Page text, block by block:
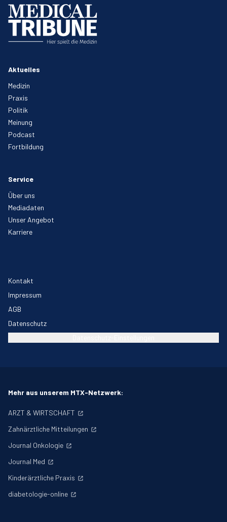
Aktuelles
Medizin
Praxis
Politik
Meinung
Podcast
Fortbildung
Service
Über uns
Mediadaten
Unser Angebot
Karriere
Kontakt
Impressum
AGB
Datenschutz
Mehr aus unserem MTX-Netzwerk:
ARZT & WIRTSCHAFT
Zahnärztliche Mitteilungen
Journal Onkologie
Journal Med
Kinderärztliche Praxis
diabetologie-online